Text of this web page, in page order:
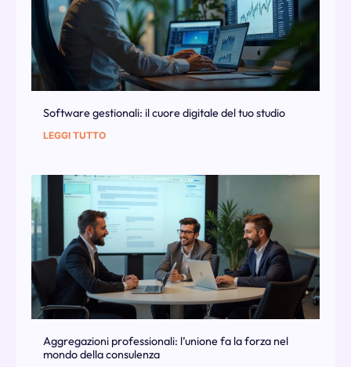
Software gestionali: il cuore digitale del tuo studio
LEGGI TUTTO
Aggregazioni professionali: l’unione fa la forza nel
mondo della consulenza